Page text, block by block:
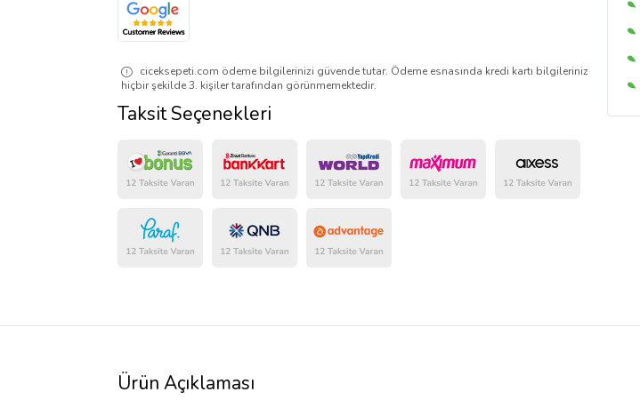
ciceksepeti.com ödeme bilgilerinizi güvende tutar. Ödeme esnasında kredi kartı bilgileriniz
hiçbir şekilde 3. kişiler tarafından görünmemektedir.
Taksit Seçenekleri
Ürün Açıklaması